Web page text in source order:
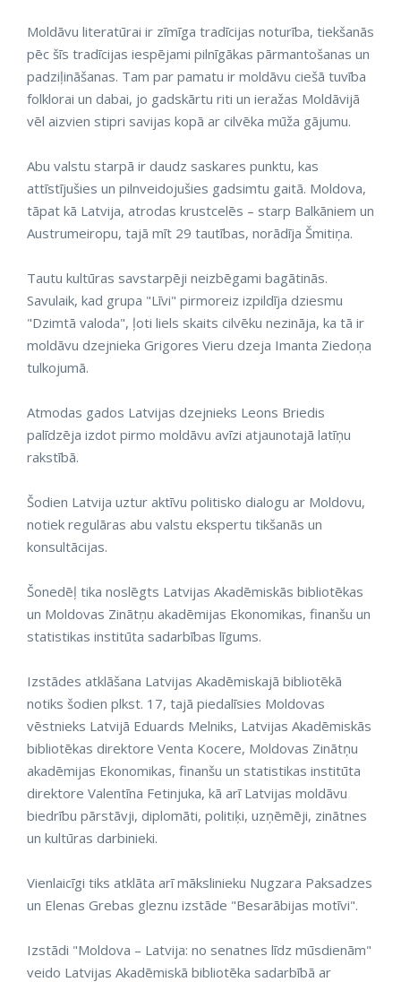
Moldāvu literatūrai ir zīmīga tradīcijas noturība, tiekšanās
pēc šīs tradīcijas iespējami pilnīgākas pārmantošanas un
padziļināšanas. Tam par pamatu ir moldāvu ciešā tuvība
folklorai un dabai, jo gadskārtu riti un ieražas Moldāvijā
vēl aizvien stipri savijas kopā ar cilvēka mūža gājumu.
Abu valstu starpā ir daudz saskares punktu, kas
attīstījušies un pilnveidojušies gadsimtu gaitā. Moldova,
tāpat kā Latvija, atrodas krustcelēs – starp Balkāniem un
Austrumeiropu, tajā mīt 29 tautības, norādīja Šmitiņa.
Tautu kultūras savstarpēji neizbēgami bagātinās.
Savulaik, kad grupa "Līvi" pirmoreiz izpildīja dziesmu
"Dzimtā valoda", ļoti liels skaits cilvēku nezināja, ka tā ir
moldāvu dzejnieka Grigores Vieru dzeja Imanta Ziedoņa
tulkojumā.
Atmodas gados Latvijas dzejnieks Leons Briedis
palīdzēja izdot pirmo moldāvu avīzi atjaunotajā latīņu
rakstībā.
Šodien Latvija uztur aktīvu politisko dialogu ar Moldovu,
notiek regulāras abu valstu ekspertu tikšanās un
konsultācijas.
Šonedēļ tika noslēgts Latvijas Akadēmiskās bibliotēkas
un Moldovas Zinātņu akadēmijas Ekonomikas, finanšu un
statistikas institūta sadarbības līgums.
Izstādes atklāšana Latvijas Akadēmiskajā bibliotēkā
notiks šodien plkst. 17, tajā piedalīsies Moldovas
vēstnieks Latvijā Eduards Melniks, Latvijas Akadēmiskās
bibliotēkas direktore Venta Kocere, Moldovas Zinātņu
akadēmijas Ekonomikas, finanšu un statistikas institūta
direktore Valentīna Fetinjuka, kā arī Latvijas moldāvu
biedrību pārstāvji, diplomāti, politiķi, uzņēmēji, zinātnes
un kultūras darbinieki.
Vienlaicīgi tiks atklāta arī mākslinieku Nugzara Paksadzes
un Elenas Grebas gleznu izstāde "Besarābijas motīvi".
Izstādi "Moldova – Latvija: no senatnes līdz mūsdienām"
veido Latvijas Akadēmiskā bibliotēka sadarbībā ar